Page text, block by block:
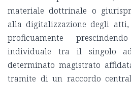
materiale dottrinale o
alla digitalizzazione degli atti,
proficuamente
individuale tra il singolo
determinato magistrato
tramite di un raccordo